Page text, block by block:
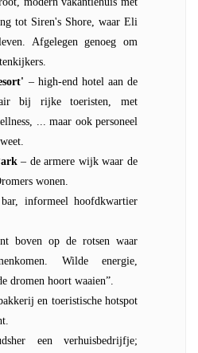
tot Siren's Shore, waar Eli
Afgelegen genoeg om
– high-end hotel aan de
bij rijke toeristen, met
... maar ook personeel
– de armere wijk waar de
wonen.
informeel hoofdkwartier
boven op de rotsen waar
Wilde energie,
dromen hoort waaien”.
en toeristische hotspot
een verhuisbedrijfje;